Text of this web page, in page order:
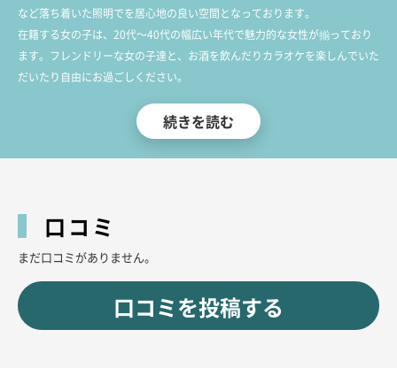
など落ち着いた照明でを居心地の良い空間となっております。
在籍する女の子は、20代～40代の幅広い年代で魅力的な女性が揃っており
ます。フレンドリーな女の子達と、お酒を飲んだりカラオケを楽しんでいた
だいたり自由にお過ごしください。
額でご案内いたしますので是非ご利用ください。
皆様のご来店をお待ちしております。
続きを読む
口コミ
まだ口コミがありません。
口コミを投稿する